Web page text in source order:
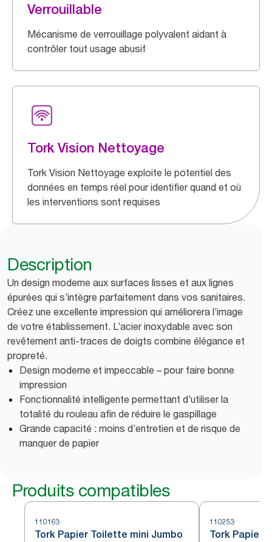
Verrouillable
Mécanisme de verrouillage polyvalent aidant à
contrôler tout usage abusif
Tork Vision Nettoyage
Tork Vision Nettoyage exploite le potentiel des
données en temps réel pour identifier quand et où
les interventions sont requises
Description
Un design moderne aux surfaces lisses et aux lignes
épurées qui s’intègre parfaitement dans vos sanitaires.
Créez une excellente impression qui améliorera l’image
de votre établissement. L’acier inoxydable avec son
revêtement anti-traces de doigts combine élégance et
propreté.
Design moderne et impeccable – pour faire bonne
impression
Fonctionnalité intelligente permettant d’utiliser la
totalité du rouleau afin de réduire le gaspillage
Grande capacité : moins d’entretien et de risque de
manquer de papier
Produits compatibles
110163
Tork Papier Toilette mini Jumbo
110253
Tork Papier